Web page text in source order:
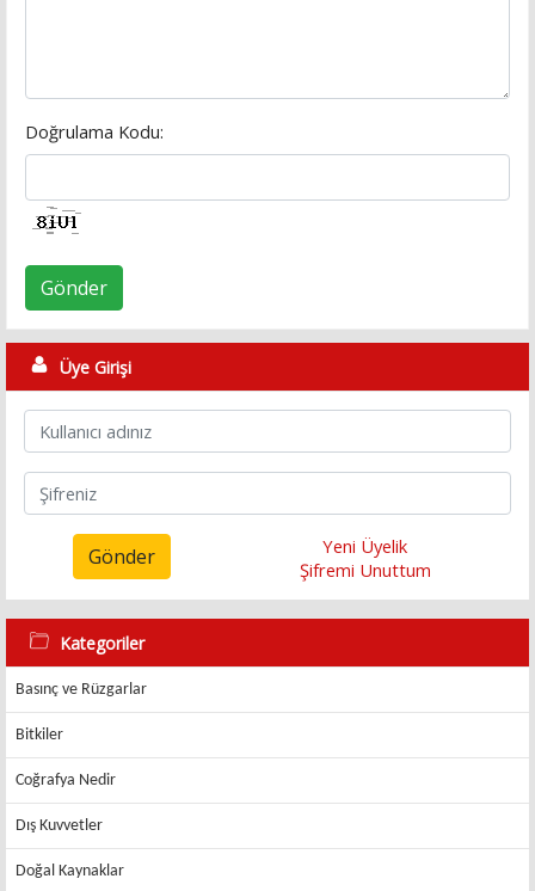
Doğrulama Kodu:
Gönder
Üye Girişi
Gönder
Yeni Üyelik
Şifremi Unuttum
Kategoriler
Basınç ve Rüzgarlar
Bitkiler
Coğrafya Nedir
Dış Kuvvetler
Doğal Kaynaklar